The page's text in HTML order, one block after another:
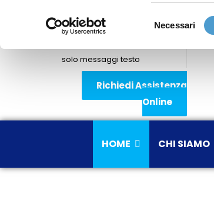
Necessari
WhatsApp
solo messaggi testo
Richiedi Assistenza
Online
HOME CHI SIAMO